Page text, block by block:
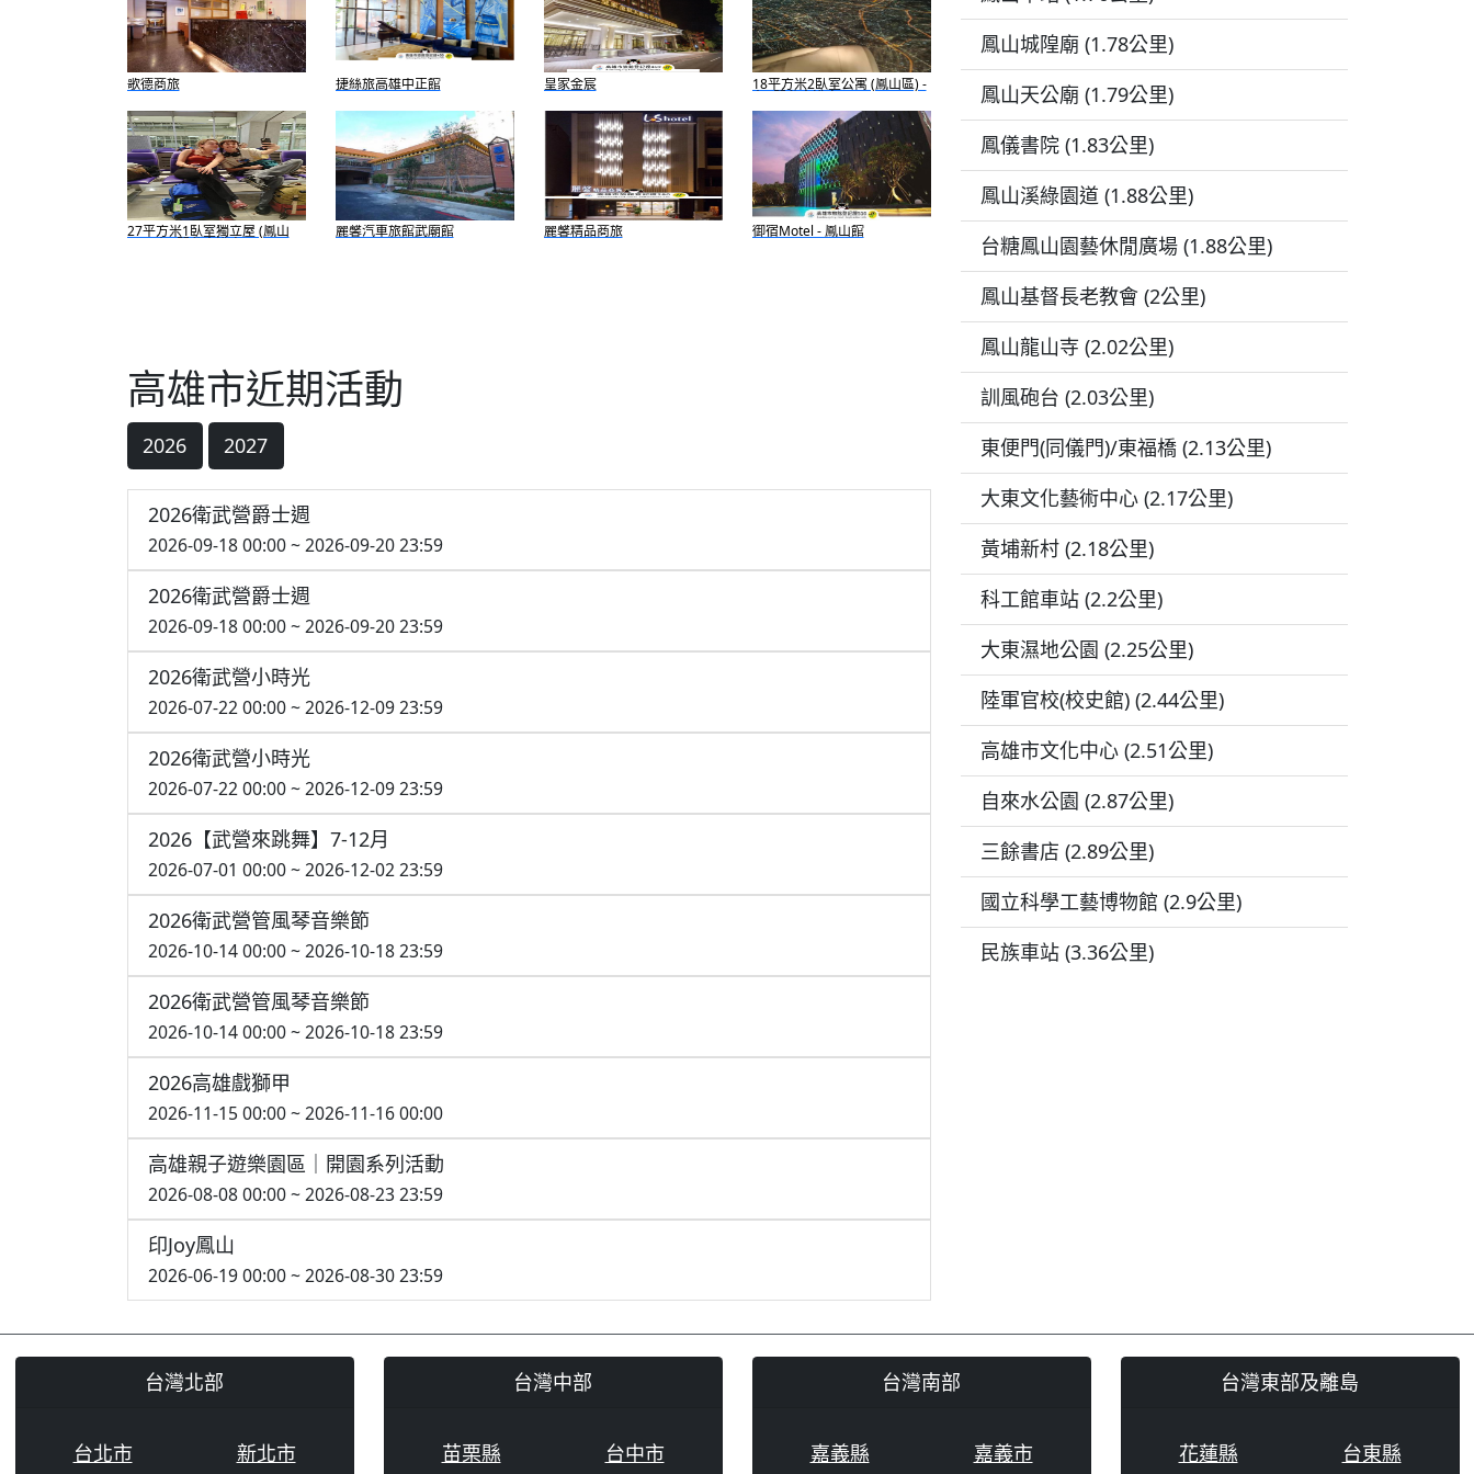
歌德商旅 捷絲旅高雄中正館 皇家金宸 18平方米2臥室公寓 (鳳山區) -
有1間私人浴室
27平方米1臥室獨立屋 (鳳山
區) - 有1間私人浴室
麗馨汽車旅館武廟館 麗馨精品商旅 御宿Motel - 鳳山館
高雄市近期活動
2026 2027
2026衛武營爵士週
2026-09-18 00:00 ~ 2026-09-20 23:59
2026衛武營爵士週
2026-09-18 00:00 ~ 2026-09-20 23:59
2026衛武營小時光
2026-07-22 00:00 ~ 2026-12-09 23:59
2026衛武營小時光
2026-07-22 00:00 ~ 2026-12-09 23:59
2026【武營來跳舞】7-12月
2026-07-01 00:00 ~ 2026-12-02 23:59
2026衛武營管風琴音樂節
2026-10-14 00:00 ~ 2026-10-18 23:59
2026衛武營管風琴音樂節
2026-10-14 00:00 ~ 2026-10-18 23:59
2026高雄戲獅甲
2026-11-15 00:00 ~ 2026-11-16 00:00
高雄親子遊樂園區｜開園系列活動
2026-08-08 00:00 ~ 2026-08-23 23:59
印Joy鳳山
2026-06-19 00:00 ~ 2026-08-30 23:59
鳳山城隍廟 (1.78公里)
鳳山天公廟 (1.79公里)
鳳儀書院 (1.83公里)
鳳山溪綠園道 (1.88公里)
台糖鳳山園藝休閒廣場 (1.88公里)
鳳山基督長老教會 (2公里)
鳳山龍山寺 (2.02公里)
訓風砲台 (2.03公里)
東便門(同儀門)/東福橋 (2.13公里)
大東文化藝術中心 (2.17公里)
黃埔新村 (2.18公里)
科工館車站 (2.2公里)
大東濕地公園 (2.25公里)
陸軍官校(校史館) (2.44公里)
高雄市文化中心 (2.51公里)
自來水公園 (2.87公里)
三餘書店 (2.89公里)
國立科學工藝博物館 (2.9公里)
民族車站 (3.36公里)
台灣北部
台北市 新北市
台灣中部
苗栗縣 台中市
台灣南部
嘉義縣 嘉義市
台灣東部及離島
花蓮縣 台東縣